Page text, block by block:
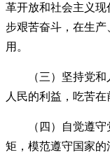
革开放和社会主义
步艰苦奋斗，在生
用。
（三）坚持党
人民的利益，吃苦在
（四）自觉遵
矩，模范遵守国家的